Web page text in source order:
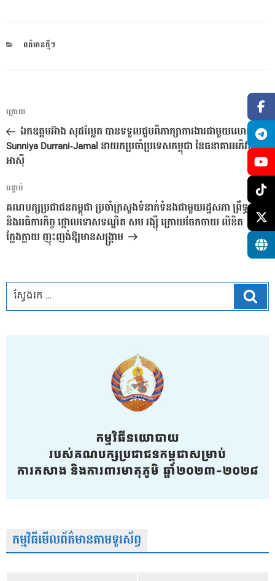
CATEGORIES
ពត៌មានថ្មីៗ
ការ​
នាំទិស​
ប្រកាស
អត្ថបទ
មុន
ក្រោយ
ឯកឧត្តមអ៊ាង សុផល្លែត បានទទួលជួបពិភាក្សាការងារជាមួយលោកស្រី
Sunniya Durrani-Jamal នាយកប្រចាំប្រទេសកម្ពុជា នៃធនាគារអភិវឌ្ឍ
អាស៊ី
អត្ថបទ
បន្ទាប់
បន្ទាប់
គណបក្សប្រជាជនកម្ពុជា ប្រចាំក្រសួងទំនាក់ទំនងជាមួយរដ្ឋសភា ព្រឹទ្ធសភា
និងអធិការកិច្ច ថ្កោលទោសទណ្ឌិត សម រង្ស៉ី ក្រោយចែកចាយ លិខិត
ក្លែងក្លាយ ញុះញង់ឱ្យមានសង្រ្គាម
កម្មវិធីមើលព័ត៌មានតាមទូរស័ព្វ